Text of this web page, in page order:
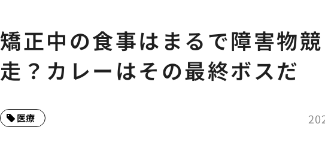
矯正中の食事はまるで障害物競
走？カレーはその最終ボスだ
医療